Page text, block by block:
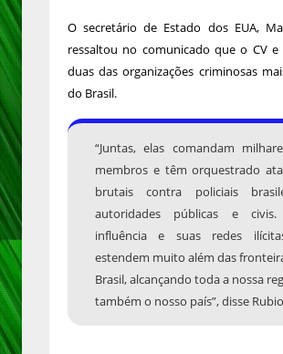
O secretário de Estado dos EUA,
ressaltou no comunicado que o CV e
duas das organizações criminosas
do Brasil.
“Juntas, elas comandam
membros e têm orquestrado
brutais contra policiais
autoridades públicas e civis.
influência e suas redes
estendem muito além das
Brasil, alcançando toda a nossa
também o nosso país”, disse